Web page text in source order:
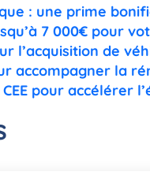
: une prime
7 000€ pour
l’acquisition de
accompagner la
pour accélérer